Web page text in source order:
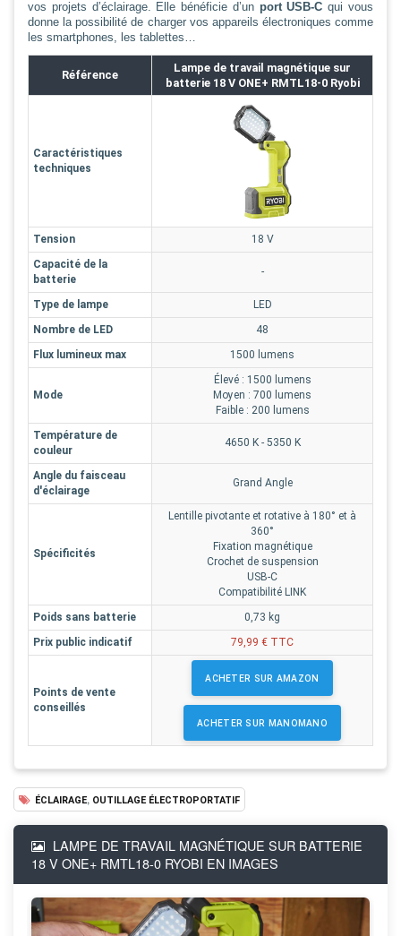
vos projets d’éclairage. Elle bénéficie d’un port USB-C qui vous
donne la possibilité de charger vos appareils électroniques comme
les smartphones, les tablettes…
Référence
Lampe de travail magnétique sur
batterie 18 V ONE+ RMTL18-0 Ryobi
Caractéristiques
techniques
Tension
18 V
Capacité de la
batterie
-
Type de lampe
LED
Nombre de LED
48
Flux lumineux max
1500 lumens
Mode
Élevé : 1500 lumens
Moyen : 700 lumens
Faible : 200 lumens
Température de
couleur
4650 K - 5350 K
Angle du faisceau
d'éclairage
Grand Angle
Spécificités
Lentille pivotante et rotative à 180° et à
360°
Fixation magnétique
Crochet de suspension
USB-C
Compatibilité LINK
Poids sans batterie
0,73 kg
Prix public indicatif
79,99 € TTC
Points de vente
conseillés
ACHETER SUR AMAZON
ACHETER SUR MANOMANO
ÉCLAIRAGE, OUTILLAGE ÉLECTROPORTATIF
LAMPE DE TRAVAIL MAGNÉTIQUE SUR BATTERIE
18 V ONE+ RMTL18-0 RYOBI EN IMAGES